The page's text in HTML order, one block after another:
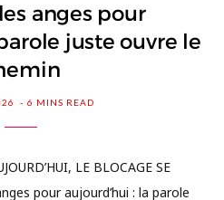
anges pour
juste ouvre le
6 MINS READ
LE BLOCAGE SE
pour aujourd’hui : la parole